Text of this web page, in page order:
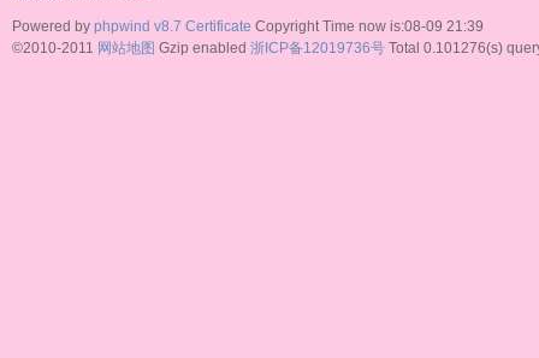
Powered by phpwind v8.7 Certificate Copyright Time now is:08-09 21:39
©2010-2011 网站地图 Gzip enabled 浙ICP备12019736号 Total 0.101276(s)